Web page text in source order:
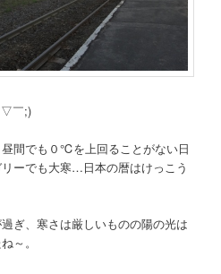
▽￣;)
間でも０℃を上回ることがない日
ーでも大寒…日本の暦はけっこう
ぎ、寒さは厳しいものの陽の光は
～。